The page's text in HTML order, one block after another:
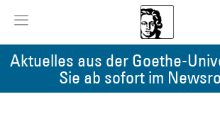
Aktuelles aus der Goethe-
Sie ab sofort im